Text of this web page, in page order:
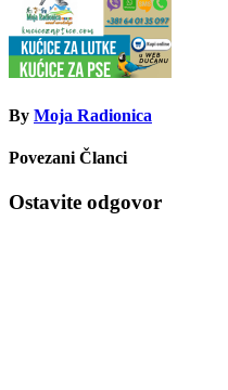
By Moja Radionica
Povezani Članci
Ostavite odgovor